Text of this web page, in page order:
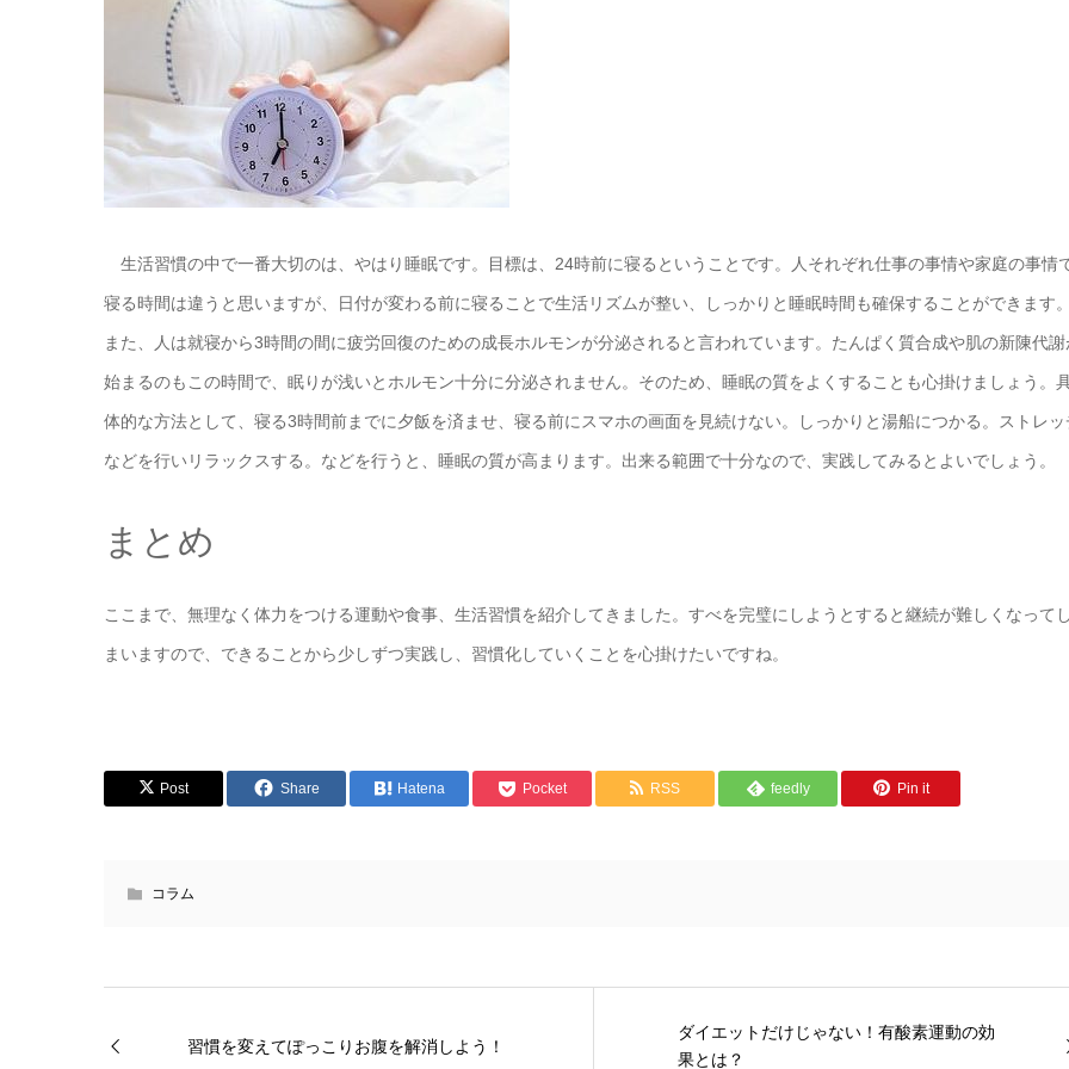
生活習慣の中で一番大切のは、やはり睡眠です。目標は、24時前に寝るということです。人それぞれ仕事の事情や家庭の事情
寝る時間は違うと思いますが、日付が変わる前に寝ることで生活リズムが整い、しっかりと睡眠時間も確保することができます。
また、人は就寝から3時間の間に疲労回復のための成長ホルモンが分泌されると言われています。たんぱく質合成や肌の新陳代謝
始まるのもこの時間で、眠りが浅いとホルモン十分に分泌されません。そのため、睡眠の質をよくすることも心掛けましょう。
体的な方法として、寝る3時間前までに夕飯を済ませ、寝る前にスマホの画面を見続けない。しっかりと湯船につかる。ストレッ
などを行いリラックスする。などを行うと、睡眠の質が高まります。出来る範囲で十分なので、実践してみるとよいでしょう。
まとめ
ここまで、無理なく体力をつける運動や食事、生活習慣を紹介してきました。すべを完璧にしようとすると継続が難しくなってし
まいますので、できることから少しずつ実践し、習慣化していくことを心掛けたいですね。
Post Share Hatena Pocket RSS feedly Pin it
コラム
習慣を変えてぽっこりお腹を解消しよう！
ダイエットだけじゃない！有酸素運動の効
果とは？